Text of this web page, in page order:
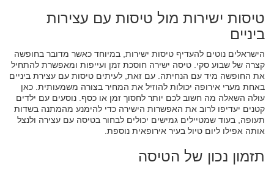
טיסות ישירות מול טיסות עם עצירות
ביניים
הישראלים נוטים להעדיף טיסות ישירות, במיוחד כאשר מדובר בחופשה
קצרה של שבוע סקי. טיסה ישירה חוסכת זמן ועייפות ומאפשרת להתחיל
את החופשה מיד עם הנחיתה. עם זאת, לעיתים טיסות עם עצירת ביניים
באחת מערי אירופה יכולות להוזיל את המחיר בצורה משמעותית. כאן
עולה השאלה מה חשוב לכם יותר לחסוך זמן או כסף. נוסעים עם ילדים
קטנים יעדיפו לרוב את האפשרות הישירה כדי להימנע מהמתנה בשדות
תעופה, בעוד שמטיילים גמישים יכולים לבחור בטיסה עם עצירה ולנצל
אותה אפילו ליום טיול בעיר אירופאית נוספת.
תזמון נכון של הטיסה